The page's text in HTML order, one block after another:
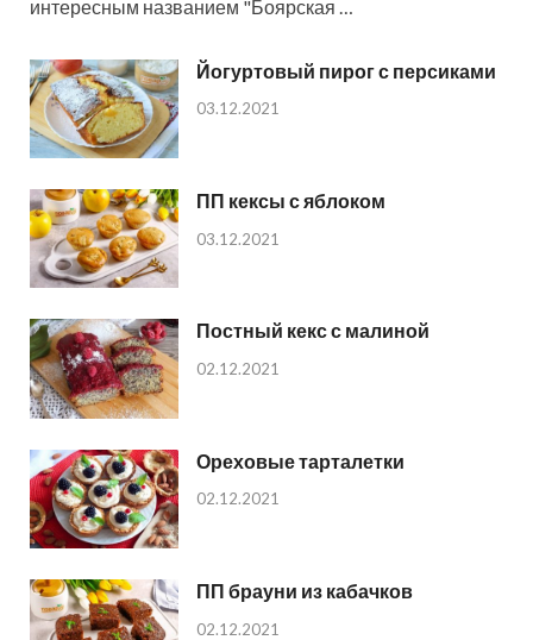
интересным названием "Боярская …
Йогуртовый пирог с персиками
03.12.2021
ПП кексы с яблоком
03.12.2021
Постный кекс с малиной
02.12.2021
Ореховые тарталетки
02.12.2021
ПП брауни из кабачков
02.12.2021